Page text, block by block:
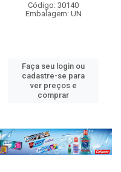
Código: 30140
Embalagem: UN
Faça seu login ou
cadastre-se para
ver preços e
comprar